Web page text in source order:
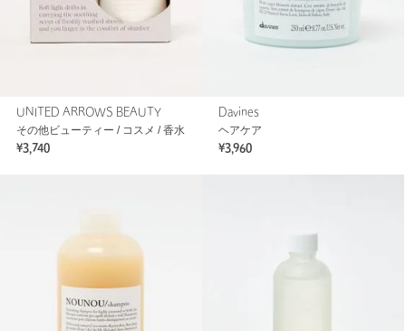
UNITED ARROWS BEAUTY
その他ビューティー / コスメ / 香水
¥3,740
Davines
ヘアケア
¥3,960